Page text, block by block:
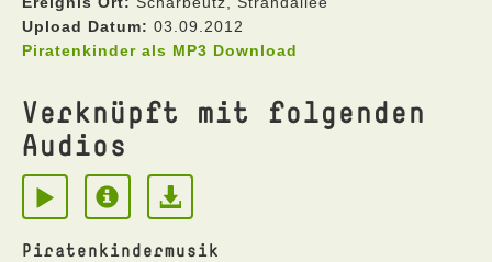
Upload Datum: 03.09.2012
Piratenkinder als MP3 Download
Verknüpft mit folgenden
Audios
Piratenkindermusik